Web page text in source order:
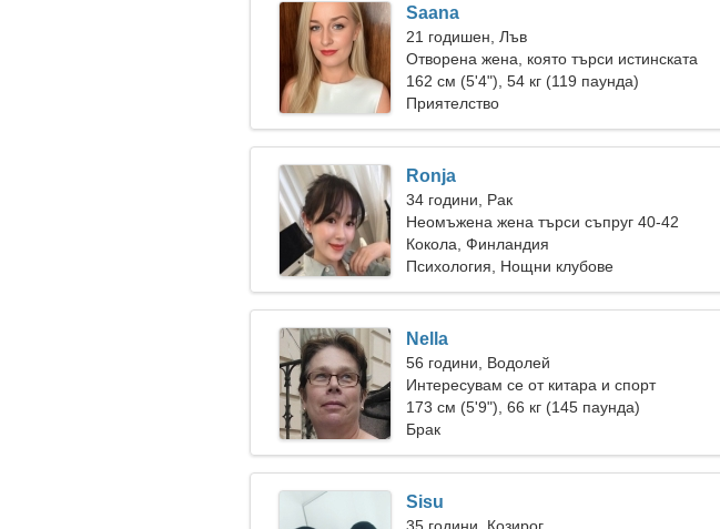
Saana
21 годишен, Лъв
Отворена жена, която търси истинската
любов
162 см (5'4"), 54 кг (119 паунда)
Приятелство
Ronja
34 години, Рак
Неомъжена жена търси съпруг 40-42
Кокола, Финландия
Психология, Нощни клубове
Nella
56 години, Водолей
Интересувам се от китара и спорт
173 см (5'9"), 66 кг (145 паунда)
Брак
Sisu